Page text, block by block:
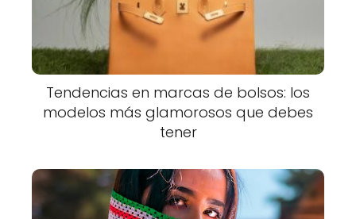
Tendencias en marcas de bolsos: los
modelos más glamorosos que debes
tener